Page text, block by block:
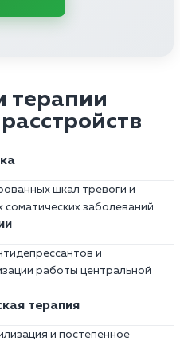
терапии
шкал тревоги и
заболеваний.
и
работы центральной
терапия
и постепенное